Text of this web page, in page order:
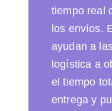
tiempo real
los envíos.
ayudan a
logística a
el tiempo
entrega y